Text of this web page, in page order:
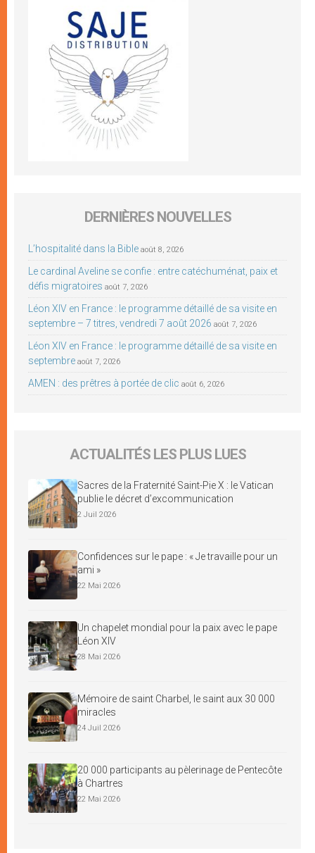
DERNIÈRES NOUVELLES
L’hospitalité dans la Bible août 8, 2026
Le cardinal Aveline se confie : entre catéchuménat, paix et
défis migratoires août 7, 2026
Léon XIV en France : le programme détaillé de sa visite en
septembre – 7 titres, vendredi 7 août 2026 août 7, 2026
Léon XIV en France : le programme détaillé de sa visite en
septembre août 7, 2026
AMEN : des prêtres à portée de clic août 6, 2026
ACTUALITÉS LES PLUS LUES
Sacres de la Fraternité Saint-Pie X : le Vatican
publie le décret d’excommunication
2 Juil 2026
Confidences sur le pape : « Je travaille pour un
ami »
22 Mai 2026
Un chapelet mondial pour la paix avec le pape
Léon XIV
28 Mai 2026
Mémoire de saint Charbel, le saint aux 30 000
miracles
24 Juil 2026
20 000 participants au pèlerinage de Pentecôte
à Chartres
22 Mai 2026